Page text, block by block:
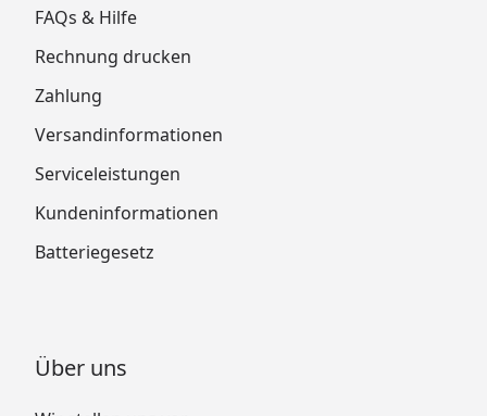
FAQs & Hilfe
Rechnung drucken
Zahlung
Versandinformationen
Serviceleistungen
Kundeninformationen
Batteriegesetz
Über uns